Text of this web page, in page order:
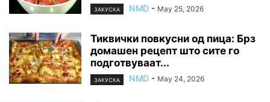
ЗАКУСКА NMD - May 25, 2026
Тиквички повкусни од пица: Брз
домашен рецепт што сите го
подготвуваат...
ЗАКУСКА NMD - May 24, 2026